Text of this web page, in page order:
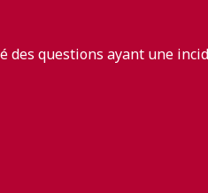
des questions ayant une